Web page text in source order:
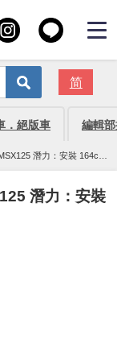
简
．絕版車 編輯
潛力：安裝 164cc
潛力：安裝